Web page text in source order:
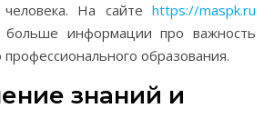
На сайте https://maspk.ru
больше информации про важность
образования.
знаний и